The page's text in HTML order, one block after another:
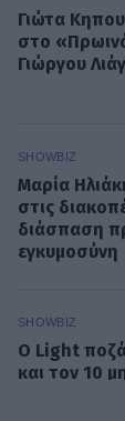
Γιώτα
στο
Γιώργου
SHOWBIZ
Μαρία
στις
διάσπαση
εγκυμοσύνη
SHOWBIZ
Ο Light
και τον 10
πρώτες